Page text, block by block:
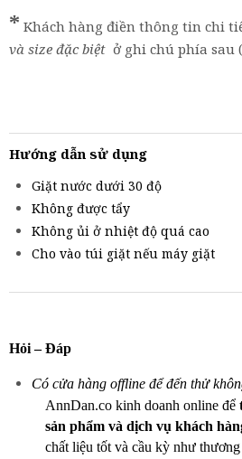
* Khách hàng điền thông tin chi
và size đặc biệt ở ghi chú phía sau
Hướng dẫn sử dụng
Giặt nước dưới 30 độ
Không được tẩy
Không ủi ở nhiệt độ quá cao
Cho vào túi giặt nếu máy giặt
Hỏi – Đáp
Có cửa hàng offline để đến thử
AnnDan.co kinh doanh online để
sản phẩm và dịch vụ khách
chất liệu tốt và cầu kỳ như